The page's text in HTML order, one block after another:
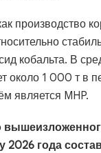
производство
кобальта. В
около 1 000 т в
является MHP.
2026 года